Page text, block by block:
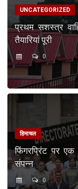
UNCATEGORIZED
प्रथम सशस्त्र
तैयारियां पूरी
0
हिमाचल
फिंगरप्रिंट पर
संपन्न
0